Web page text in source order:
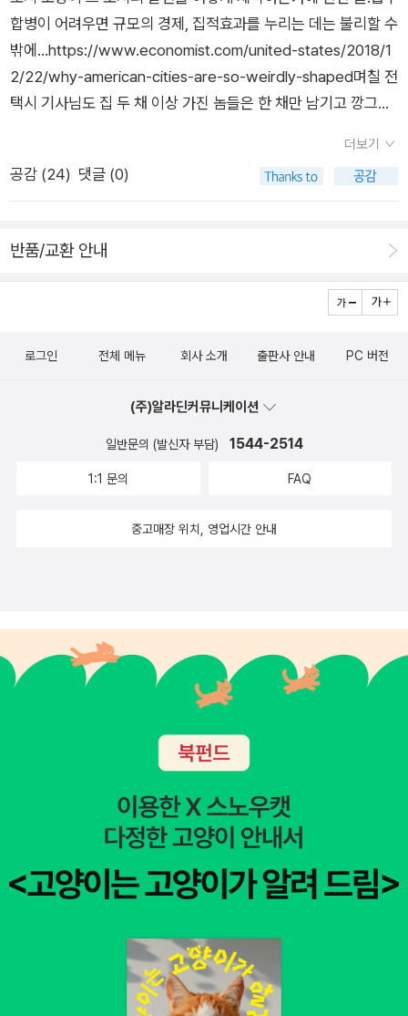
물리적 공간을 공유한 사람들과는 단절되고, 대신 멀리 떨어진 다
른 공간에 있는 전화 상대방과 소통된다. 두 공간의 동시 참석에
서 비롯되는 이러한 갈등은 인류의 역사에서 새로운 경험이기 때
문에 아직까지 이를 매끄럽게 처리할 수 있는 경험 규범이 제대로
발달은 도시의 물리적 형태에도 많은 영향을 미친다. 19세기 말
전화가 보급되면서 전화 한 통으로 공장을 통제할 수 있었기 때문
에, 한 회사의 사무실과 공장이 공간적으로 분리되는 것이 가능해
분산되었다. 최근 소통 매체가 더욱 발달하면서, 전화나 인터넷으
로 미국과 영국에서 회사의 전화안내를 대행하는 콜센터는 영어
지만 사람들의 대면 접촉을 필요로 하는 기능들은 여전히 도시에
지 요소로 교통 접근성보다 환경 쾌적성이 더욱 중요해지고 가정
내에서 업무 공간의 필요성이 생겼다. 디지털로 전송될 수 있게
고 인터넷 서버에서 다운로드 받게 되었다. 단순한 상품 거래를
신체적 체험을 중시하는 쪽으로 바뀌고 있다. 도시의 새로운 사회
서는 것을 지켜본 많은 학자들은, 도시에서도 우애적이고 협동적
인 공동체 정신을 되찾고자 노력하였다. 이상(理想)도시를 구현
하기 위한 다양한 도시계획적 실험들이 그 예이다. 하지만 이러한
간 소외 등 각종 사회 문제들이 드러나고 있다. 그런데 최근 디지
한 새로운 대안, 즉 가상 공동체(virtual community) 의 가능성
을 열어주고 있다. 가상 공동체란 과거 농촌 공동체처럼 물리적
한 공동체로서 자유롭고 개방적인 인간 소통의 새로운 대안 영역
나, 현실 공간의 경제적 격차가 그대로 반영되는 등, 사이버 공간
역시 이상적인 소통 영역은 아니라는 반론도 많다. 그렇지만 사이
버 공간은 그전에는 없던 새로운 소통 영역을 만들어준 것만은 분
합병이 어려우면 규모의 경제, 집적효과를 누리는 데는 불리할 수
밖에...https://www.economist.com/united-states/2018/1
2/22/why-american-cities-are-so-weirdly-shaped며칠 전
택시 기사님도 집 두 채 이상 가진 놈들은 한 채만 남기고 깡그리
넘어서 아예 땅이나 주택을 모조리 몰수해다가 국유제로 바꿔버
려야 한다고도 하셨다... 옆에서 듣다가 조심스레 그럼 권력에 가
말씀드려 보았으나, 정권만 민주세력이 잡고 있으면 공정하고 합
리적으로 분배될 수 있다고 믿고 계신 듯했다...그러나 적어도 정
책을 세우는 입장이라면 모두 투기꾼들 탓이라고 즉자적으로 단
는지 원인과 욕망을 냉철하게 분석하고, 그것으로 우리가 얻는 것
적으로 배치될 수 있도록 유인할 것인지를 섬세하게 고민하여야
하지 않을까...관심은 높아지고 있는데 아직 깨달음은 그리 높아
지지 않은 것 같다.Cities that are unable easily to expand t
er concentrations of poverty, lower growth, worse muni
더보기
공감 (24) 댓글 (0)
반품/교환 안내
로그인 전체 메뉴 회사 소개 출판사 안내 PC 버전
(주)알라딘커뮤니케이션
일반문의 (발신자 부담) 1544-2514
1:1 문의 FAQ
중고매장 위치, 영업시간 안내